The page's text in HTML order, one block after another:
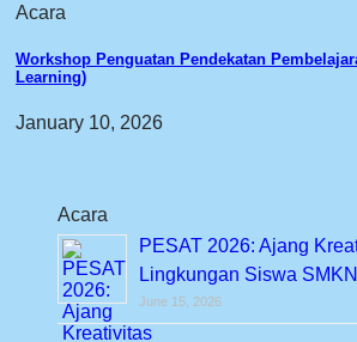
Acara
Workshop Penguatan Pendekatan
Learning)
January 10, 2026
Acara
PESAT 2026: Ajang
Lingkungan Siswa
June 15, 2026